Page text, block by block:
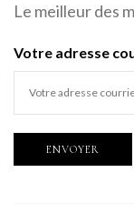
Le meilleur des
Votre adresse